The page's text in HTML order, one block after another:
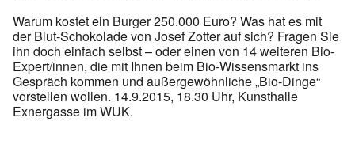
Warum kostet ein Burger 250.000 Euro? Was hat es mit
der Blut-Schokolade von Josef Zotter auf sich? Fragen Sie
ihn doch einfach selbst – oder einen von 14 weiteren Bio-
Expert/innen, die mit Ihnen beim Bio-Wissensmarkt ins
Gespräch kommen und außergewöhnliche „Bio-Dinge“
vorstellen wollen. 14.9.2015, 18.30 Uhr, Kunsthalle
Exnergasse im WUK.